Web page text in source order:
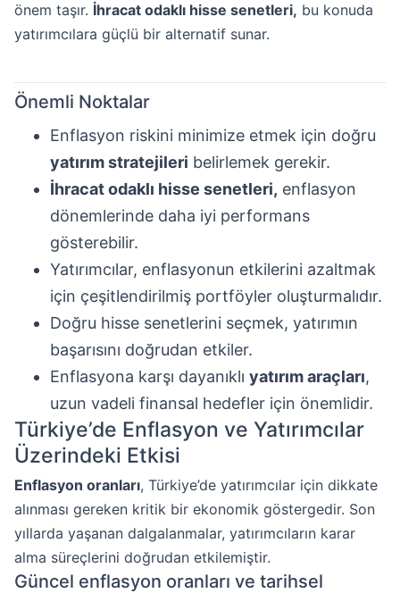
önem taşır. İhracat odaklı hisse senetleri, bu konuda
yatırımcılara güçlü bir alternatif sunar.
Önemli Noktalar
Enflasyon riskini minimize etmek için doğru
yatırım stratejileri belirlemek gerekir.
İhracat odaklı hisse senetleri, enflasyon
dönemlerinde daha iyi performans
gösterebilir.
Yatırımcılar, enflasyonun etkilerini azaltmak
için çeşitlendirilmiş portföyler oluşturmalıdır.
Doğru hisse senetlerini seçmek, yatırımın
başarısını doğrudan etkiler.
Enflasyona karşı dayanıklı yatırım araçları,
uzun vadeli finansal hedefler için önemlidir.
Türkiye’de Enflasyon ve Yatırımcılar
Üzerindeki Etkisi
Enflasyon oranları, Türkiye’de yatırımcılar için dikkate
alınması gereken kritik bir ekonomik göstergedir. Son
yıllarda yaşanan dalgalanmalar, yatırımcıların karar
alma süreçlerini doğrudan etkilemiştir.
Güncel enflasyon oranları ve tarihsel